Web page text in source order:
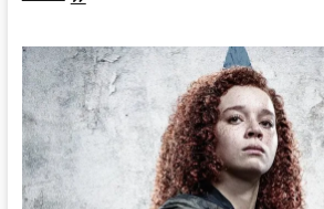
y
primeras
impresiones